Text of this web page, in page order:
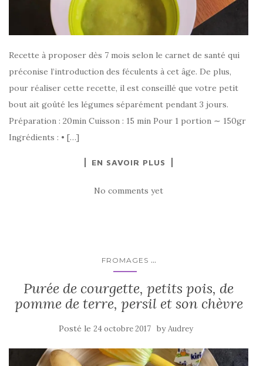
Recette à proposer dès 7 mois selon le carnet de santé qui
préconise l’introduction des féculents à cet âge. De plus,
pour réaliser cette recette, il est conseillé que votre petit
bout ait goûté les légumes séparément pendant 3 jours.
Préparation : 20min Cuisson : 15 min Pour 1 portion ∼ 150gr
Ingrédients : • […]
EN SAVOIR PLUS
No comments yet
FROMAGES ...
Purée de courgette, petits pois, de
pomme de terre, persil et son chèvre
Posté le 24 octobre 2017 byAudrey